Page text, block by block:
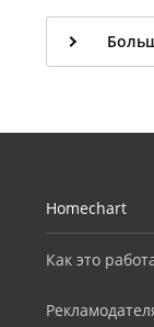
Homechart
Как это